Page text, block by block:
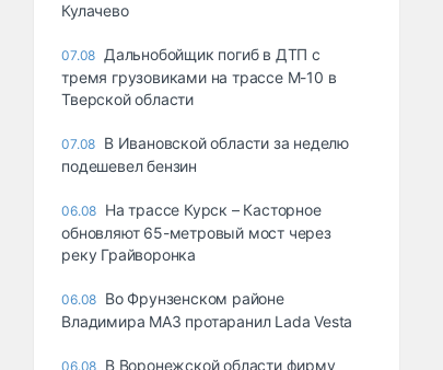
Кулачево
07.08 Дальнобойщик погиб в ДТП с
тремя грузовиками на трассе М-10 в
Тверской области
07.08 В Ивановской области за неделю
подешевел бензин
06.08 На трассе Курск – Касторное
обновляют 65-метровый мост через
реку Грайворонка
06.08 Во Фрунзенском районе
Владимира МАЗ протаранил Lada Vesta
06.08 В Воронежской области фирму